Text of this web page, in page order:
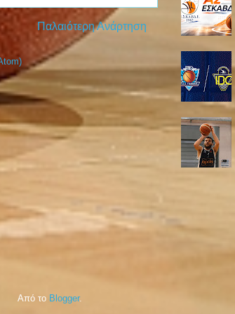
Παλαιότερη Ανάρτηση
Από το Blogger.